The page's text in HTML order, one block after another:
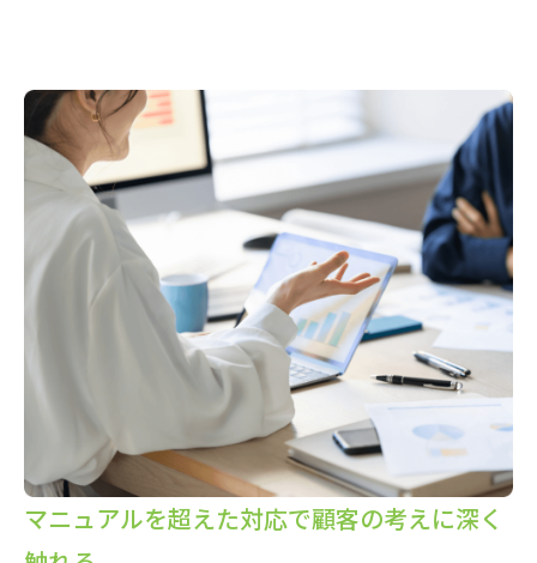
マニュアルを超えた対応で顧客の考えに深く